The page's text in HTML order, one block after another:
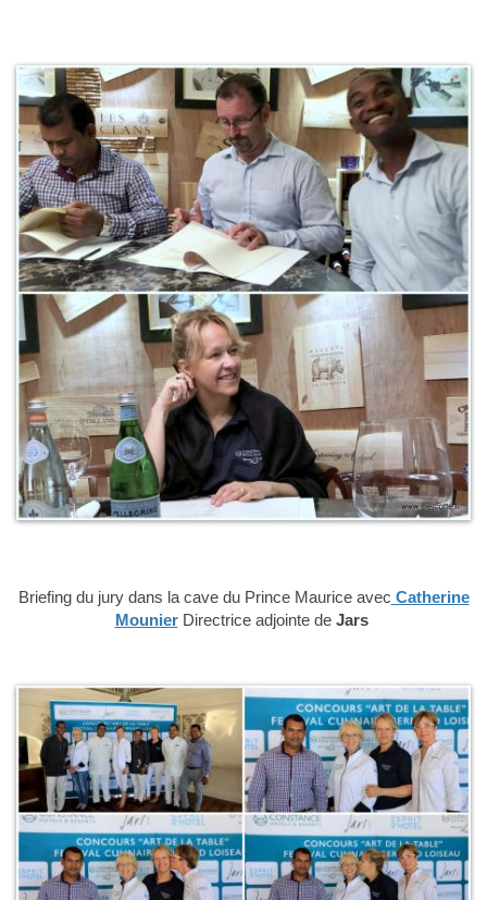
Briefing du jury dans la cave du Prince Maurice avec Catherine
MounierDirectrice adjointe de Jars